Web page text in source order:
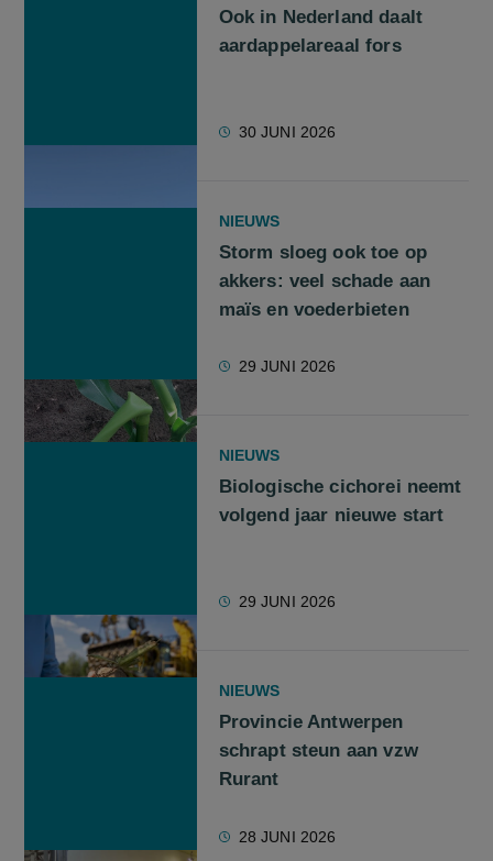
Ook in Nederland daalt
aardappelareaal fors
30 JUNI 2026
NIEUWS
Storm sloeg ook toe op
akkers: veel schade aan
maïs en voederbieten
29 JUNI 2026
NIEUWS
Biologische cichorei neemt
volgend jaar nieuwe start
29 JUNI 2026
NIEUWS
Provincie Antwerpen
schrapt steun aan vzw
Rurant
28 JUNI 2026